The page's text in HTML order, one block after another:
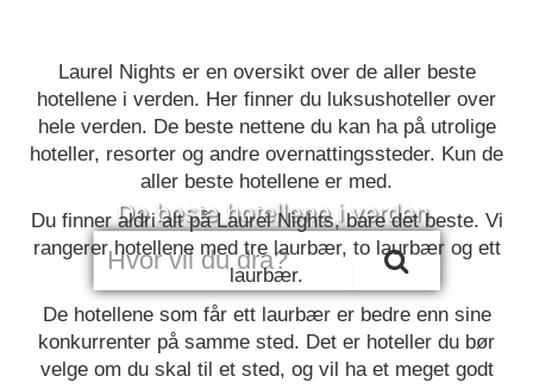
De beste hotellene i verden
Laurel Nights er en oversikt over de aller beste
hotellene i verden. Her finner du luksushoteller over
hele verden. De beste nettene du kan ha på utrolige
hoteller, resorter og andre overnattingssteder. Kun de
aller beste hotellene er med.
Du finner aldri alt på Laurel Nights, bare det beste. Vi
rangerer hotellene med tre laurbær, to laurbær og ett
laurbær.
De hotellene som får ett laurbær er bedre enn sine
konkurrenter på samme sted. Det er hoteller du bør
velge om du skal til et sted, og vil ha et meget godt